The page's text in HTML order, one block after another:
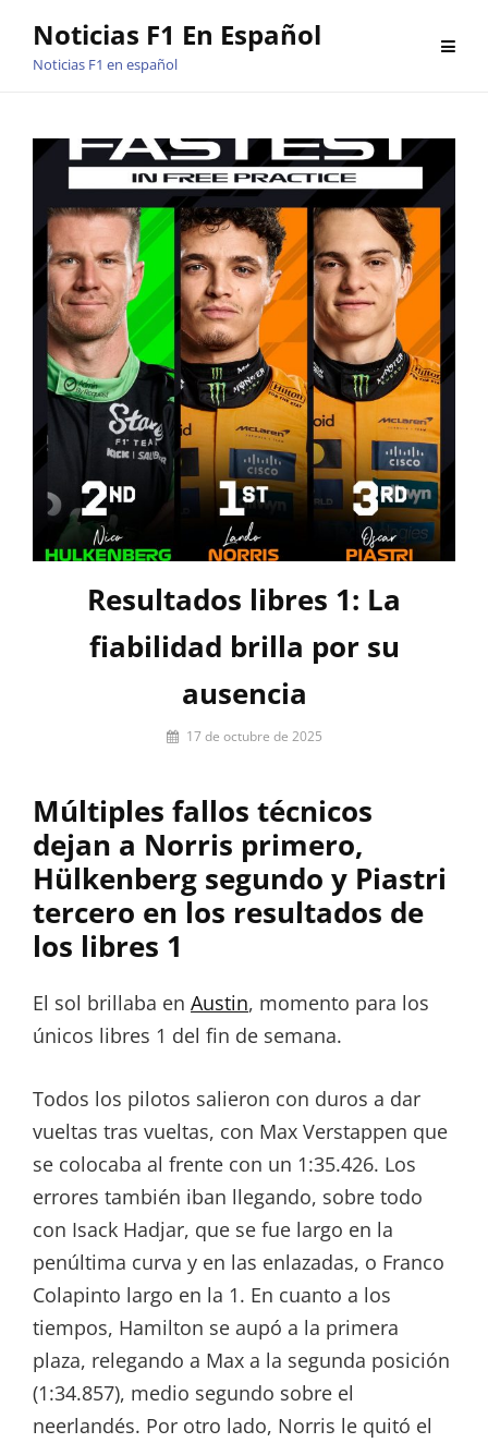
Noticias F1 En Español
Noticias F1 en español
Resultados libres 1: La
fiabilidad brilla por su
ausencia
Por
Paquet
17 de octubre de 2025
Múltiples fallos técnicos
dejan a Norris primero,
Hülkenberg segundo y Piastri
tercero en los resultados de
los libres 1
El sol brillaba en Austin, momento para los
únicos libres 1 del fin de semana.
Todos los pilotos salieron con duros a dar
vueltas tras vueltas, con Max Verstappen que
se colocaba al frente con un 1:35.426. Los
errores también iban llegando, sobre todo
con Isack Hadjar, que se fue largo en la
penúltima curva y en las enlazadas, o Franco
Colapinto largo en la 1. En cuanto a los
tiempos, Hamilton se aupó a la primera
plaza, relegando a Max a la segunda posición
(1:34.857), medio segundo sobre el
neerlandés. Por otro lado, Norris le quitó el